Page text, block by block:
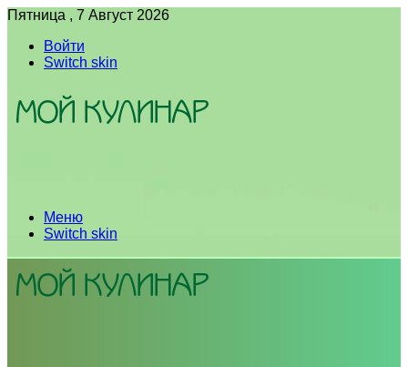
Пятница , 7 Август 2026
Войти
Switch skin
Меню
Switch skin